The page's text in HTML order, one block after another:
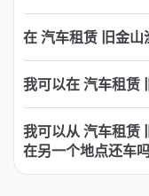
在 汽车租赁 旧金山
我可以在 汽车租赁
我可以从 汽车租赁
在另一个地点还车吗